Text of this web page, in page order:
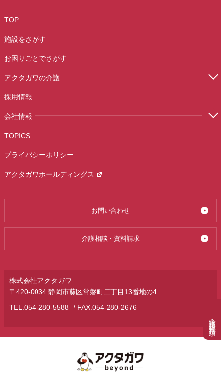
介護相談・資料請求
TOP
施設をさがす
お困りごとでさがす
アクタガワの介護
採用情報
会社情報
お問い合わせ
TOPICS
介護相談・資料請求
プライバシーポリシー
アクタガワホールディングス
株式会社アクタガワ
〒420-0034 静岡市葵区常磐町二丁目13番地の4
TEL.054-280-5588 / FAX.054-280-2676